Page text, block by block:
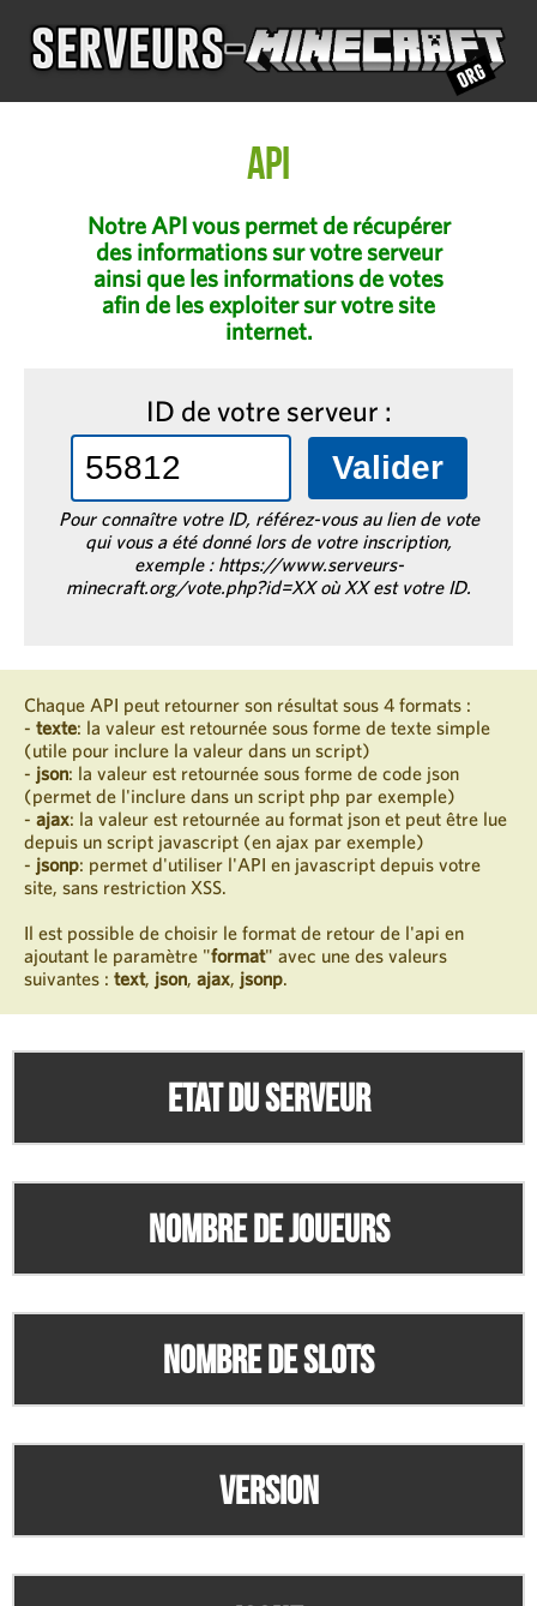
API
Notre API vous permet de récupérer
des informations sur votre serveur
ainsi que les informations de votes
afin de les exploiter sur votre site
internet.
ID de votre serveur :
Pour connaître votre ID, référez-vous au lien de vote
qui vous a été donné lors de votre inscription,
exemple : https://www.serveurs-
minecraft.org/vote.php?id=XX où XX est votre ID.
Chaque API peut retourner son résultat sous 4 formats :
- texte: la valeur est retournée sous forme de texte simple
(utile pour inclure la valeur dans un script)
- json: la valeur est retournée sous forme de code json
(permet de l'inclure dans un script php par exemple)
- ajax: la valeur est retournée au format json et peut être lue
depuis un script javascript (en ajax par exemple)
- jsonp: permet d'utiliser l'API en javascript depuis votre
site, sans restriction XSS.
Il est possible de choisir le format de retour de l'api en
ajoutant le paramètre "format" avec une des valeurs
suivantes : text, json, ajax, jsonp.
Etat du serveur
Nombre de joueurs
Nombre de slots
Version